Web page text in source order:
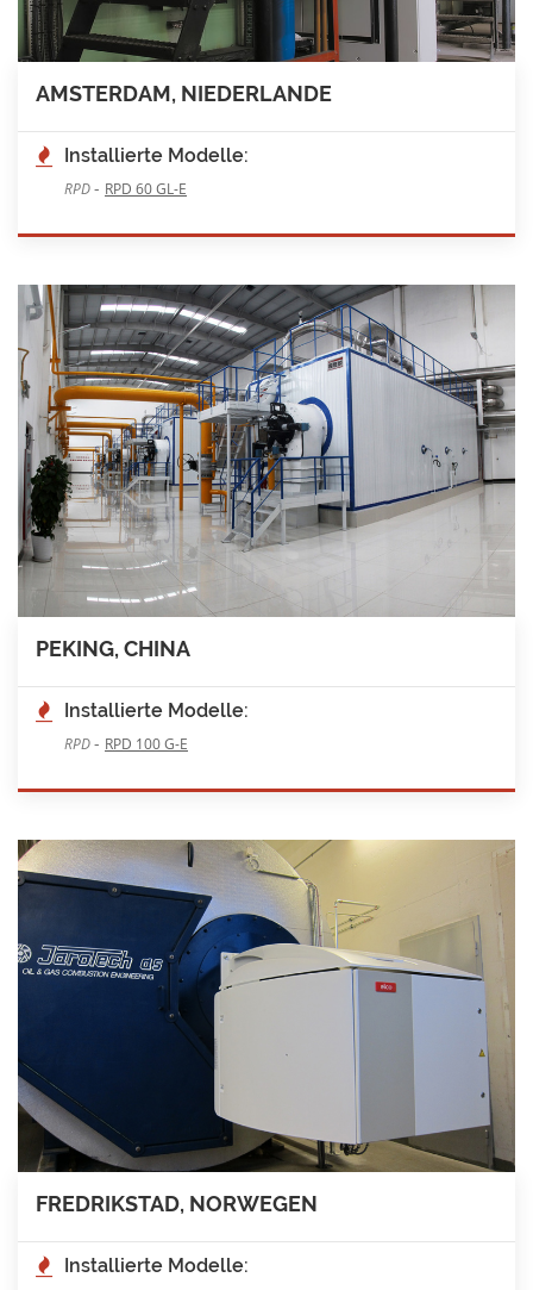
AMSTERDAM, NIEDERLANDE
Installierte Modelle:
RPD- RPD 60 GL-E
PEKING, CHINA
Installierte Modelle:
RPD- RPD 100 G-E
FREDRIKSTAD, NORWEGEN
Installierte Modelle: